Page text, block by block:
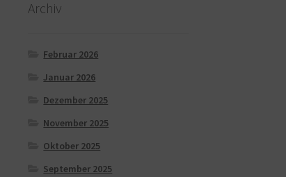
Archiv
Februar 2026
Januar 2026
Dezember 2025
November 2025
Oktober 2025
September 2025